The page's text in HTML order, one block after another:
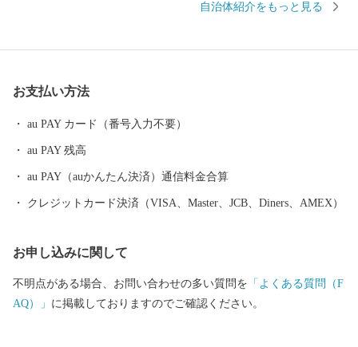
質は、豊かな食文化の魅力と相まって、「日本の心が息づく」癒
自治体紹介をもっと見る
お支払い方法
au PAY カード（番号入力不要）
au PAY 残高
au PAY（auかんたん決済）通信料金合算
クレジットカード決済（VISA、Master、JCB、Diners、AMEX）
お申し込みに関して
不明点がある場合、お問い合わせの多い質問を 「よくある質問（F
AQ）」 に掲載しておりますのでご確認ください。